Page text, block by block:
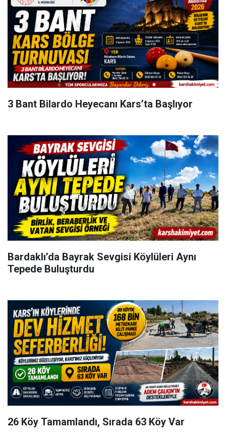
3 Bant Bilardo Heyecanı Kars’ta Başlıyor
Bardaklı’da Bayrak Sevgisi Köylüleri Aynı
Tepede Buluşturdu
26 Köy Tamamlandı, Sırada 63 Köy Var